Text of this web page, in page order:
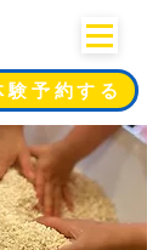
験予約する